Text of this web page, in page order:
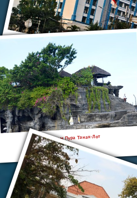
Джакарта
Храм Пура Танах-Лот